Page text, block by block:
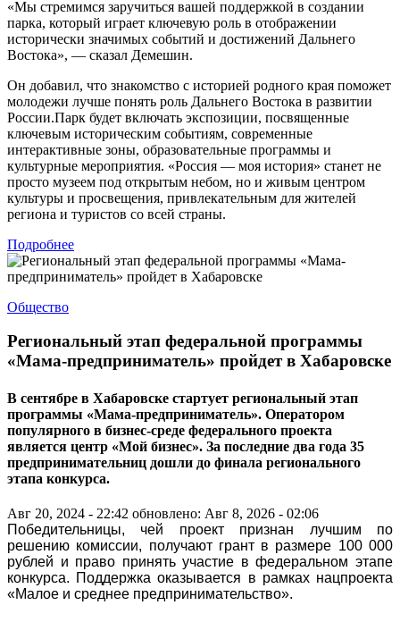
«Мы стремимся заручиться вашей поддержкой в создании
парка, который играет ключевую роль в отображении
исторически значимых событий и достижений Дальнего
Востока», — сказал Демешин.
Он добавил, что знакомство с историей родного края поможет
молодежи лучше понять роль Дальнего Востока в развитии
России.Парк будет включать экспозиции, посвященные
ключевым историческим событиям, современные
интерактивные зоны, образовательные программы и
культурные мероприятия. «Россия — моя история» станет не
просто музеем под открытым небом, но и живым центром
культуры и просвещения, привлекательным для жителей
региона и туристов со всей страны.
Подробнее
Общество
Региональный этап федеральной программы
«Мама-предприниматель» пройдет в Хабаровске
В сентябре в Хабаровске стартует региональный этап
программы «Мама-предприниматель». Оператором
популярного в бизнес-среде федерального проекта
является центр «Мой бизнес». За последние два года 35
предпринимательниц дошли до финала регионального
этапа конкурса.
Авг 20, 2024 - 22:42 обновлено: Авг 8, 2026 - 02:06
Победительницы, чей проект признан лучшим по
решению комиссии, получают грант в размере 100 000
рублей и право принять участие в федеральном этапе
конкурса. Поддержка оказывается в рамках нацпроекта
«Малое и среднее предпринимательство».